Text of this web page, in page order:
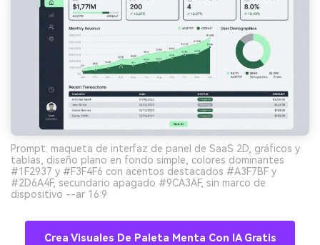
Prompt: maqueta de interfaz de panel de SaaS 2D, gráficos y
tablas, diseño plano en fondo simple, colores dominantes
#1F2937 y #F3F4F6 con acentos destacados #A3F7BF y
#2D6A4F, secundario apagado #9CA3AF, sin marco de
dispositivo --ar 16:9
Crea Visuales De Paleta Menta Con IA Gratis